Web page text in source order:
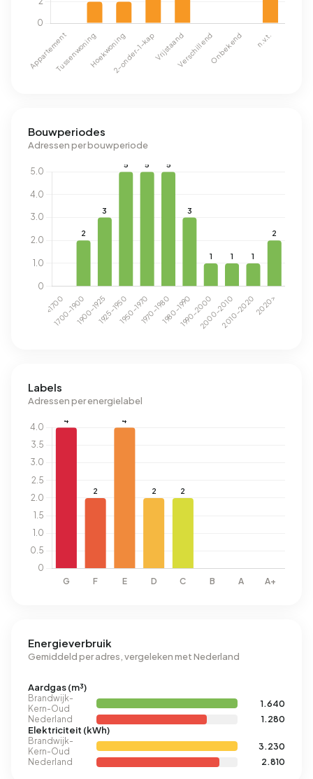
Bouwperiodes
Adressen per bouwperiode
Labels
Adressen per energielabel
Energieverbruik
Gemiddeld per adres, vergeleken met Nederland
Aardgas (m³)
Brandwijk-
Kern-Oud
1.640
Nederland
1.280
Elektriciteit (kWh)
Brandwijk-
Kern-Oud
3.230
Nederland
2.810